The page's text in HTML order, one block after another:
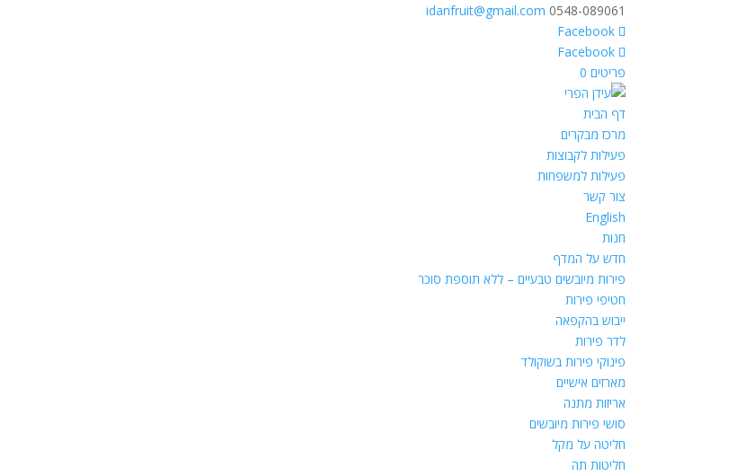
0548-089061
idanfruit@gmail.com
‏Facebook
‏Facebook
פריטים 0
דף הבית
מרכז מבקרים
פעילות לקבוצות
פעילות למשפחות
צור קשר
English
חנות
חדש על המדף
פירות מיובשים טבעיים – ללא תוספת סוכר
חטיפי פירות
ייבוש בהקפאה
לדר פירות
פינוקי פירות בשוקולד
מארזים אישיים
אריזות מתנה
סושי פירות מיובשים
חליטה על מקל
חליטות תה